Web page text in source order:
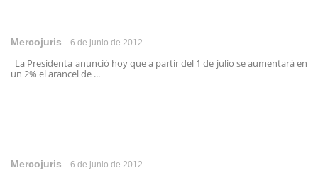
Mercojuris 6 de junio de 2012
La Presidenta anunció hoy que a partir del 1 de julio se aumentará en
un 2% el arancel de ...
Mercojuris 6 de junio de 2012